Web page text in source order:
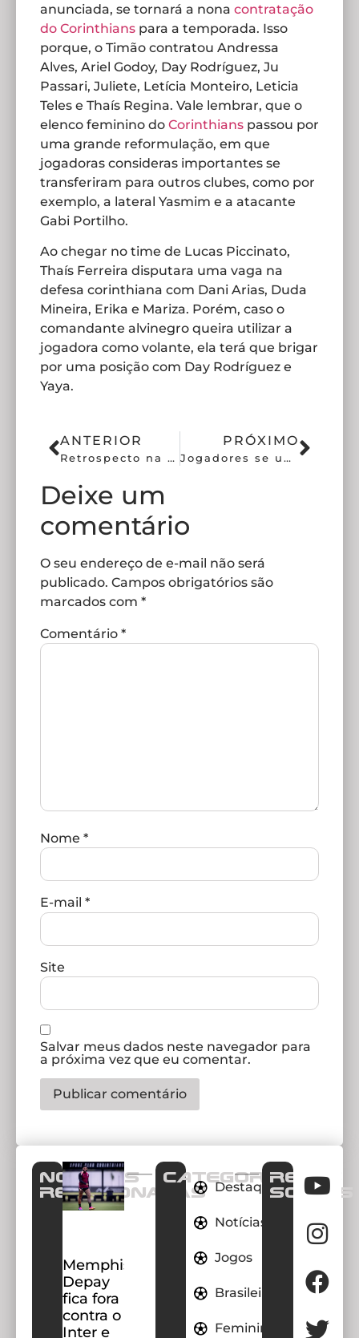
anunciada, se tornará a nona contratação
do Corinthians para a temporada. Isso
porque, o Timão contratou Andressa
Alves, Ariel Godoy, Day Rodríguez, Ju
Passari, Juliete, Letícia Monteiro, Leticia
Teles e Thaís Regina. Vale lembrar, que o
elenco feminino do Corinthians passou por
uma grande reformulação, em que
jogadoras consideras importantes se
transferiram para outros clubes, como por
exemplo, a lateral Yasmim e a atacante
Gabi Portilho.
Ao chegar no time de Lucas Piccinato,
Thaís Ferreira disputara uma vaga na
defesa corinthiana com Dani Arias, Duda
Mineira, Erika e Mariza. Porém, caso o
comandante alvinegro queira utilizar a
jogadora como volante, ela terá que brigar
por uma posição com Day Rodríguez e
Yaya.
ANTERIOR
Retrospecto na Pré-Libertadores assusta o Corinthians?
PRÓXIMO
Jogadores se unem contra o gramado sintético no futebol brasileiro
Deixe um
comentário
O seu endereço de e-mail não será
publicado. Campos obrigatórios são
marcados com *
Comentário *
Nome *
E-mail *
Site
Salvar meus dados neste navegador para
a próxima vez que eu comentar.
Notícias
Relacionadas
Memphis
Depay
fica fora
contra o
Inter e
CATEGORIAS
Destaques
Notícias
Jogos
Brasileirao
Feminino
REDES
SOCIAIS